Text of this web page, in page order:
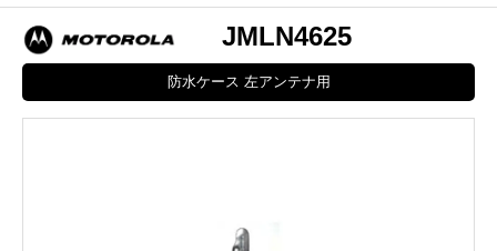
JMLN4625
防水ケース 左アンテナ用